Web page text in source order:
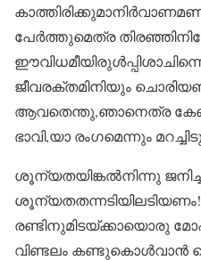
പേർത്തുമെത്ര
ജീവരക്തമിനിയും
ആവതെന്തു,ഞാനെത്ര
ഭാവി,യാ രംഗമെന്നും
ശൂന്യതയിങ്കൽനിന്നു
ശൂന്യതതന്നടിയിലടിയണം!
രണ്ടിനുമിടയ്ക്കായൊരു
വിണ്ടലം കണ്ടുകൊൾവാൻ